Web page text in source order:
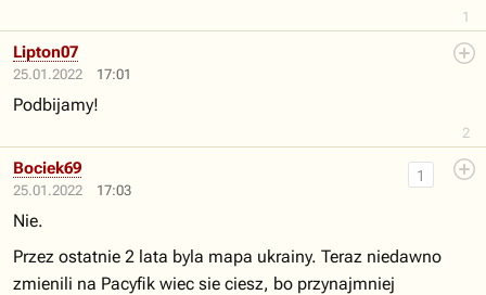
1
25.01.2022 17:01
2
Lipton07
Podbijamy!
25.01.2022 17:03
1
Bociek69
Nie.
Przez ostatnie 2 lata byla mapa ukrainy. Teraz niedawno
zmienili na Pacyfik wiec sie ciesz, bo przynajmniej